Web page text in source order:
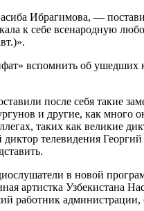
Ибрагимова, —
к себе всенародную
вспомнить об
после себя такие
и другие, как много
таких как великие
телевидения
в новой
артистка Узбекистана
работник